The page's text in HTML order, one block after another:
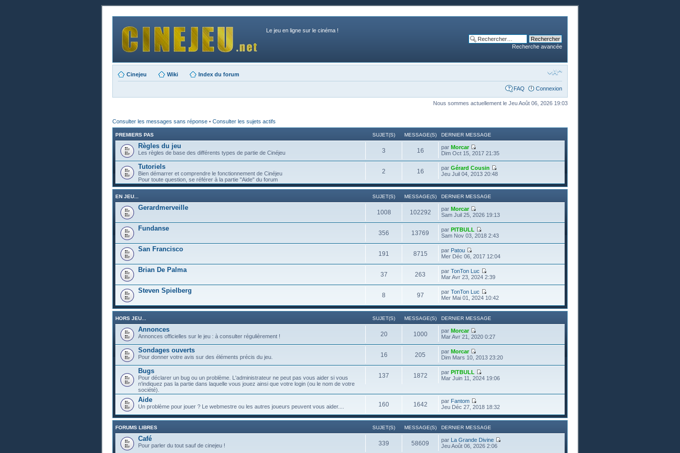
Le jeu en ligne sur le cinéma !
Recherche avancée
Cinejeu Wiki Index du forum
FAQ Connexion
Nous sommes actuellement le Jeu Août 06, 2026 19:03
Consulter les messages sans réponse • Consulter les sujets actifs
PREMIERS PAS SUJET(S) MESSAGE(S) DERNIER MESSAGE
Règles du jeu
Les règles de base des différents types de partie de Cinéjeu 3 16 parMorcar
Dim Oct 15, 2017 21:35
Tutoriels
Bien démarrer et comprendre le fonctionnement de Cinéjeu
Pour toute question, se référer à la partie "Aide" du forum
2 16 parGérard Cousin
Jeu Juil 04, 2013 20:48
EN JEU... SUJET(S) MESSAGE(S) DERNIER MESSAGE
Gerardmerveille
1008 102292 parMorcar
Sam Juil 25, 2026 19:13
Fundanse
356 13769 parPITBULL
Sam Nov 03, 2018 2:43
San Francisco
191 8715 par Patou
Mer Déc 06, 2017 12:04
Brian De Palma
37 263 parTonTon Luc
Mar Avr 23, 2024 2:39
Steven Spielberg
8 97 parTonTon Luc
Mer Mai 01, 2024 10:42
HORS JEU... SUJET(S) MESSAGE(S) DERNIER MESSAGE
Annonces
Annonces officielles sur le jeu : à consulter régulièrement ! 20 1000 parMorcar
Mar Avr 21, 2020 0:27
Sondages ouverts
Pour donner votre avis sur des éléments précis du jeu. 16 205 parMorcar
Dim Mars 10, 2013 23:20
Bugs
Pour déclarer un bug ou un problème. L'administrateur ne peut pas vous aider si vous
n'indiquez pas la partie dans laquelle vous jouez ainsi que votre login (ou le nom de votre
société).
137 1872 parPITBULL
Mar Juin 11, 2024 19:06
Aide
Un problème pour jouer ? Le webmestre ou les autres joueurs peuvent vous aider.... 160 1642 par Fantom
Jeu Déc 27, 2018 18:32
FORUMS LIBRES SUJET(S) MESSAGE(S) DERNIER MESSAGE
Café
Pour parler du tout sauf de cinejeu ! 339 58609 par La Grande Divine
Jeu Août 06, 2026 2:06